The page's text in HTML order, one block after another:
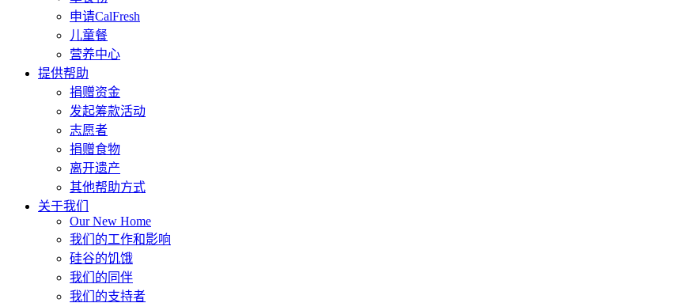
申请CalFresh
儿童餐
营养中心
提供帮助
捐赠资金
发起筹款活动
志愿者
捐赠食物
离开遗产
其他帮助方式
关于我们
Our New Home
我们的工作和影响
硅谷的饥饿
我们的同伴
我们的支持者